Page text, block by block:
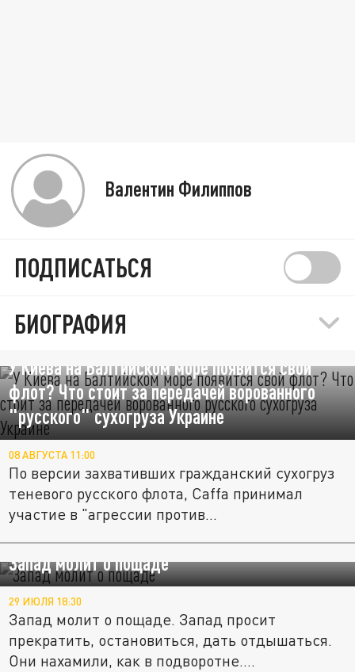
Валентин Филиппов
ПОДПИСАТЬСЯ
БИОГРАФИЯ
У Киева на Балтийском море появится свой
флот? Что стоит за передачей ворованного
"русского" сухогруза Украине
08 АВГУСТА 11:00
По версии захвативших гражданский сухогруз
теневого русского флота, Caffa принимал
участие в "агрессии против...
Запад молит о пощаде
29 ИЮЛЯ 18:30
Запад молит о пощаде. Запад просит
прекратить, остановиться, дать отдышаться.
Они нахамили, как в подворотне....